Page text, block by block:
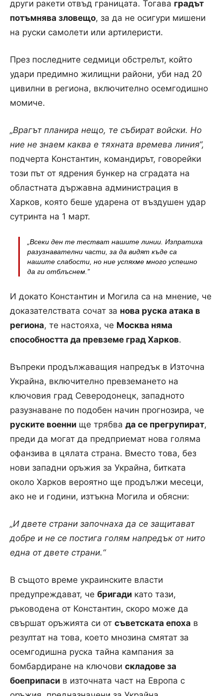
други ракети отвъд границата. Тогава градът
потъмнява зловещо, за да не осигури мишени
на руски самолети или артилеристи.
През последните седмици обстрелът, който
удари предимно жилищни райони, уби над 20
цивилни в региона, включително осемгодишно
момиче.
„Врагът планира нещо, те събират войски. Но
ние не знаем каква е тяхната времева линия“,
подчерта Константин, командирът, говорейки
този път от ядрения бункер на сградата на
областната държавна администрация в
Харков, която беше ударена от въздушен удар
сутринта на 1 март.
„Всеки ден те тестват нашите линии. Изпратиха
разузнавателни части, за да видят къде са
нашите слабости, но ние успяхме много успешно
да ги отблъснем.”
И докато Константин и Могила са на мнение, че
доказателствата сочат за нова руска атака в
региона, те настояха, че Москва няма
способността да превземе град Харков.
Въпреки продължаващия напредък в Източна
Украйна, включително превземането на
ключовия град Северодонецк, западното
разузнаване по подобен начин прогнозира, че
руските военни ще трябва да се прегрупират,
преди да могат да предприемат нова голяма
офанзива в цялата страна. Вместо това, без
нови западни оръжия за Украйна, битката
около Харков вероятно ще продължи месеци,
ако не и години, изтъкна Могила и обясни:
„И двете страни започнаха да се защитават
добре и не се постига голям напредък от нито
една от двете страни.“
В същото време украинските власти
предупреждават, че бригади като тази,
ръководена от Константин, скоро може да
свършат оръжията си от съветската епоха в
резултат на това, което мнозина смятат за
осемгодишна руска тайна кампания за
бомбардиране на ключови складове за
боеприпаси в източната част на Европа с